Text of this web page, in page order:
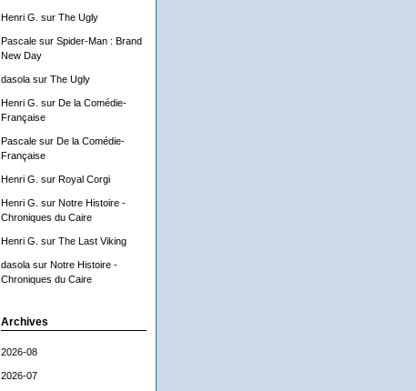
Henri G. sur The Ugly
Pascalesur Spider-Man : Brand
New Day
dasolasur The Ugly
Henri G. sur De la Comédie-
Française
Pascalesur De la Comédie-
Française
Henri G. sur Royal Corgi
Henri G. sur Notre Histoire -
Chroniques du Caire
Henri G. sur The Last Viking
dasolasur Notre Histoire -
Chroniques du Caire
Archives
2026-08
2026-07